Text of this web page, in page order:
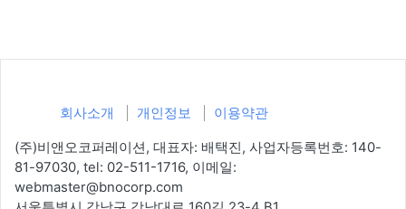
회사소개 개인정보 이용약관
(주)비앤오코퍼레이션, 대표자: 배택진, 사업자등록번호: 140-
81-97030, tel: 02-511-1716, 이메일:
webmaster@bnocorp.com